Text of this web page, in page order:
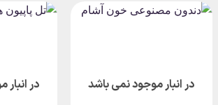
در انبار موجود نمی باشد در